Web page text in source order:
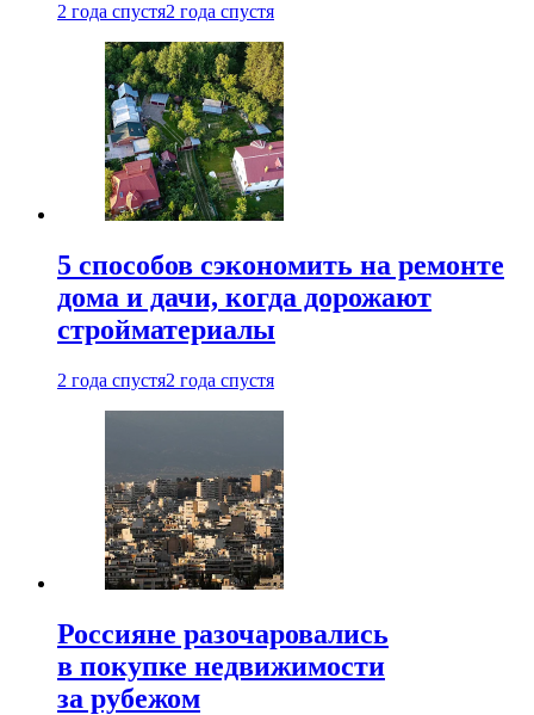
2 года спустя2 года спустя
5 способов сэкономить на ремонте
дома и дачи, когда дорожают
стройматериалы
2 года спустя2 года спустя
Россияне разочаровались
в покупке недвижимости
за рубежом